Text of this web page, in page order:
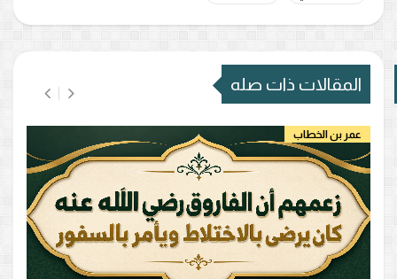
المقالات ذات صله
عمر بن الخطاب